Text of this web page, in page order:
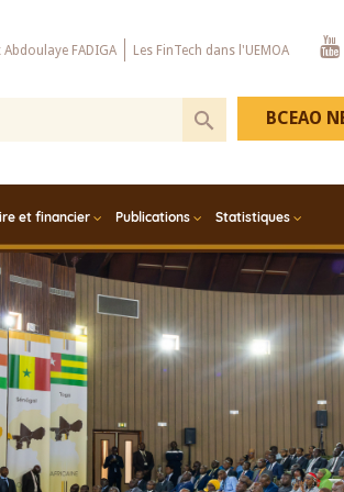
Abdoulaye FADIGA Les FinTech dans l'UEMOA
et financier Publications Statistiques
BCEAO